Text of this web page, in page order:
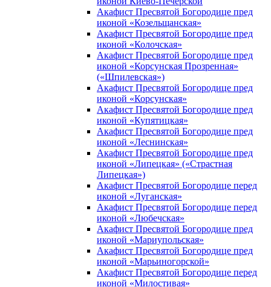
Акафист Пресвятой Богородице пред
иконой «Козельщанская»
Акафист Пресвятой Богородице пред
иконой «Колочская»
Акафист Пресвятой Богородице пред
иконой «Корсунская Прозренная»
(«Шпилевская»)
Акафист Пресвятой Богородице пред
иконой «Корсунская»
Акафист Пресвятой Богородице пред
иконой «Купятицкая»
Акафист Пресвятой Богородице пред
иконой «Леснинская»
Акафист Пресвятой Богородице пред
иконой «Липецкая» («Страстная
Липецкая»)
Акафист Пресвятой Богородице перед
иконой «Луганская»
Акафист Пресвятой Богородице перед
иконой «Любечская»
Акафист Пресвятой Богородице пред
иконой «Мариупольская»
Акафист Пресвятой Богородице пред
иконой «Марьиногорской»
Акафист Пресвятой Богородице перед
иконой «Милостивая»